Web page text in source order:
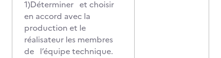
1)Déterminer et choisir
en accord avec la
production et le
réalisateur les membres
de l’équipe technique.